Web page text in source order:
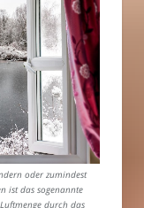
oder zumindest
ist das sogenannte
durch das